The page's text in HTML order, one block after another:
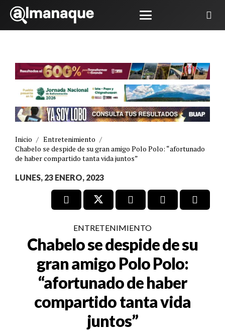
Inicio / Entretenimiento /
Chabelo se despide de su gran amigo Polo Polo: “afortunado
de haber compartido tanta vida juntos”
LUNES, 23 ENERO, 2023
ENTRETENIMIENTO
Chabelo se despide de su
gran amigo Polo Polo:
“afortunado de haber
compartido tanta vida
juntos”